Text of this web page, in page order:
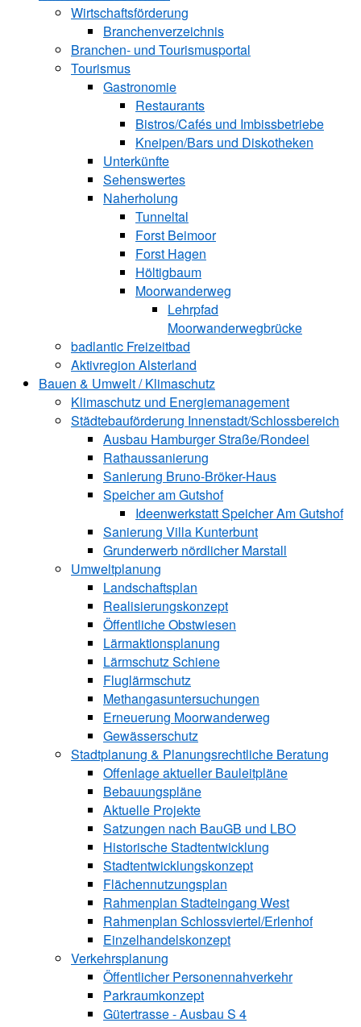
Wirtschaftsförderung
Branchenverzeichnis
Branchen- und Tourismusportal
Tourismus
Gastronomie
Restaurants
Bistros/Cafés und Imbissbetriebe
Kneipen/Bars und Diskotheken
Unterkünfte
Sehenswertes
Naherholung
Tunneltal
Forst Beimoor
Forst Hagen
Höltigbaum
Moorwanderweg
Lehrpfad
Moorwanderwegbrücke
badlantic Freizeitbad
Aktivregion Alsterland
Bauen & Umwelt / Klimaschutz
­Klimaschutz und ­­Energiemanagement
Städtebauförderung Innenstadt/Schlossbereich
Ausbau Hamburger Straße/Rondeel
Rathaussanierung
Sanierung Bruno-Bröker-Haus
Speicher am Gutshof
Ideenwerkstatt Speicher Am Gutshof
Sanierung Villa Kunterbunt
Grunderwerb nördlicher Marstall
Umweltplanung
Landschaftsplan
Realisierungskonzept
Öffentliche Obstwiesen
Lärmaktionsplanung
Lärmschutz Schiene
Fluglärmschutz
Methangasuntersuchungen
Erneuerung Moorwanderweg
Gewässerschutz
Stadtplanung & Planungsrechtliche Beratung
Offenlage aktueller Bauleitpläne
Bebauungspläne
Aktuelle Projekte
Satzungen ­nach BauGB und LBO
Historische Stadtentwicklung
Stadtentwicklungskonzept
Flächennutzungsplan
Rahmenplan Stadteingang West
Rahmenplan Schlossviertel/Erlenhof
Einzelhandelskonzept
Verkehrsplanung
Öffentlicher Personennahverkehr
Parkraumkonzept
Gütertrasse - Ausbau S 4